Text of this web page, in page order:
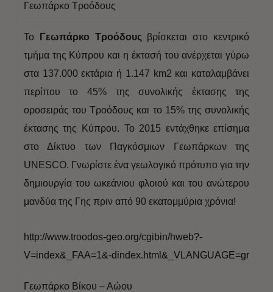
Γεωπάρκο Τροόδους
Το Γεωπάρκο Τροόδους βρίσκεται στο κεντρικό
τμήμα της Κύπρου και η έκτασή του ανέρχεται γύρω
στα 137.000 εκτάρια ή 1.147 km2 και καταλαμβάνει
περίπου το 45% της συνολικής έκτασης της
οροσειράς του Τροόδους και το 15% της συνολικής
έκτασης της Κύπρου. Το 2015 εντάχθηκε επίσημα
στο Δίκτυο των Παγκόσμιων Γεωπάρκων της
UNESCO. Γνωρίστε ένα γεωλογικό πρότυπο για την
δημιουργία του ωκεάνιου φλοιού και του ανώτερου
μανδύα της Γης πριν από 90 εκατομμύρια χρόνια!
http://www.troodos-geo.org/cgibin/hweb?-
V=index&_FAA=1&-dindex.html&_VLANGUAGE=gr
Γεωπάρκο Βίκου – Αώου